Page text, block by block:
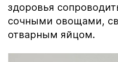
здоровья
сочными овощами,
отварным яйцом.